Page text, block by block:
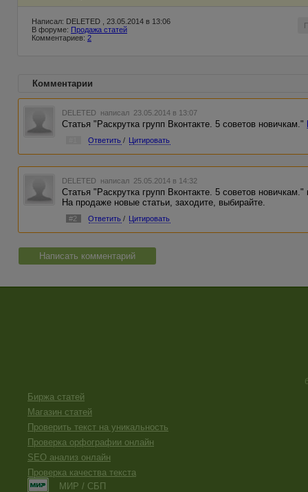
Написал: DELETED , 23.05.2014 в 13:06
В форуме: Продажа статей
Комментариев: 2
Комментарии
DELETED написал 23.05.2014 в 13:07
Статья "Раскрутка групп Вконтакте. 5 советов новичкам."
Ответить / Цитировать
DELETED написал 25.05.2014 в 14:32
Статья "Раскрутка групп Вконтакте. 5 советов
На продаже новые статьи, заходите, выбирайте.
#2 Ответить / Цитировать
Написать комментарий
Биржа статей
Магазин статей
Проверить текст на уникальность
Проверка орфографии онлайн
SEO анализ онлайн
Проверка качества текста
МИР / СБП